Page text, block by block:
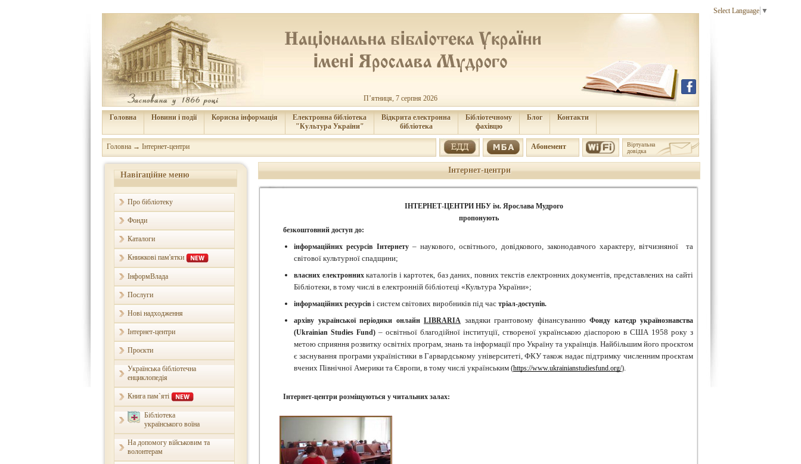
Select Language ▼
П’ятниця, 7 серпня 2026
Головна Новини і події Корисна інформація
Електронна бібліотека
"Культура України"
Відкрита електронна
бібліотека
Бібліотечному
фахівцю
Блог Контакти
Головна → Інтернет-центри Aбонемент
Віртуальна
довідка
Навігаційне меню
Про бібліотеку
Фонди
Каталоги
Книжкові пам'ятки
ІнформВлада
Послуги
Нові надходження
Інтернет-центри
Проєкти
Українська бібліотечна
енциклопедія
Книга пам`яті
Бібліотека
українського воїна
На допомогу військовим та
волонтерам
Інтернет-центри
ІНТЕРНЕТ-ЦЕНТРИ НБУ ім. Ярослава Мудрого
пропонують
безкоштовний доступ до:
інформаційних ресурсів Інтернету– наукового, освітнього, довідкового, законодавчого характеру, вітчизняної та
світової культурної спадщини;
власних електроннихкаталогів і картотек, баз даних, повних текстів електронних документів, представлених на сайті
Бібліотеки, в тому числі в електронній бібліотеці «Культура України»;
інформаційних ресурсів і систем світових виробників під час тріал-доступів.
архіву української періодики онлайн LIBRARIA завдяки грантовому фінансуванню Фонду катедр українознавства
(Ukrainian Studies Fund) – освітньої благодійної інституції, створеної українською діаспорою в США 1958 року з
метою сприяння розвитку освітніх програм, знань та інформації про Україну та українців. Найбільшим його проєктом
є заснування програми україністики в Гарвардському університеті, ФКУ також надає підтримку численним проєктам
вчених Північної Америки та Європи, в тому числі українським (https://www.ukrainianstudiesfund.org/).
Інтернет-центри розміщуються у читальних залах: